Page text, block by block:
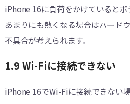
iPhone 16に負荷をかけているとボ
あまりにも熱くなる場合はハード
不具合が考えられます。
1.9 Wi-Fiに接続できない
iPhone 16でWi-Fiに接続できない